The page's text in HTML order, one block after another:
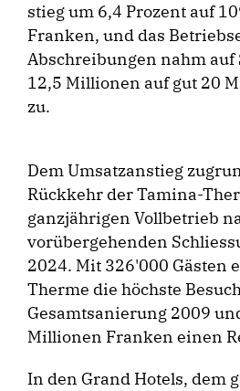
stieg um 6,4 Prozent auf
Franken, und das
Abschreibungen nahm auf
12,5 Millionen auf gut 20
zu.
Dem Umsatzanstieg
Rückkehr der Tamina-
ganzjährigen Vollbetrieb
vorübergehenden
2024. Mit 326'000 Gästen
Therme die höchste
Gesamtsanierung 2009
Millionen Franken einen
In den Grand Hotels, dem